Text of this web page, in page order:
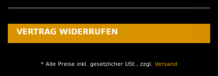
VERTRAG WIDERRUFEN
* Alle Preise inkl. gesetzlicher USt., zzgl. Versand